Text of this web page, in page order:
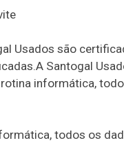
Usados são
Santogal
informática,
todos os